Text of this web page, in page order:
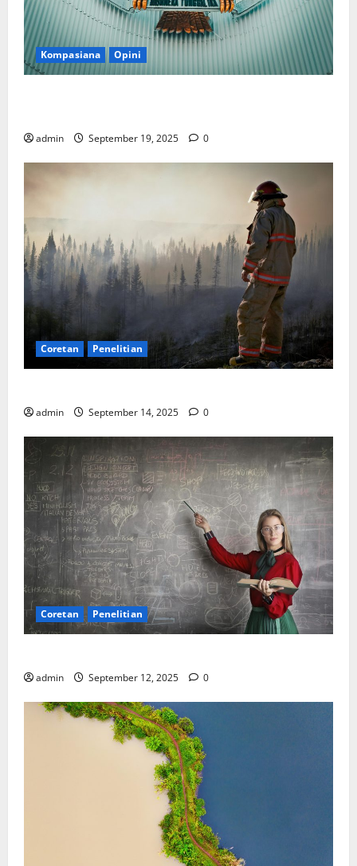
Kompasiana Opini
admin September 19, 2025 0
Coretan Penelitian
admin September 14, 2025 0
Coretan Penelitian
admin September 12, 2025 0